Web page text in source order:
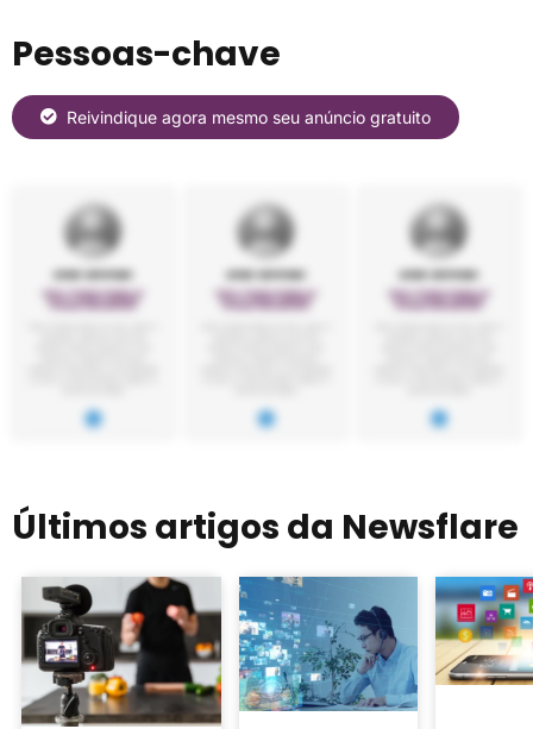
Pessoas-chave
Reivindique agora mesmo seu anúncio gratuito
Últimos artigos da Newsflare